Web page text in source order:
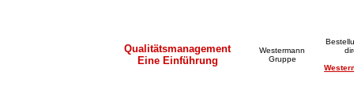
Qualitätsmanagement
Eine Einführung
Westermann
Gruppe